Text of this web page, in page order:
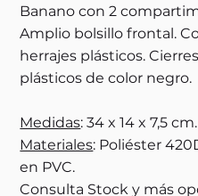
Banano con 2
Amplio bolsillo frontal.
herrajes plásticos.
plásticos de color negro.
Medidas: 34 x 14 x 7,5 cm.
Materiales: Poliéster
en PVC.
Consulta Stock y más